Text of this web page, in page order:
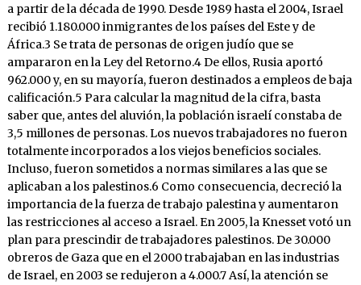
a partir de la década de 1990. Desde 1989 hasta el 2004, Israel
recibió 1.180.000 inmigrantes de los países del Este y de
África.3 Se trata de personas de origen judío que se
ampararon en la Ley del Retorno.4 De ellos, Rusia aportó
962.000 y, en su mayoría, fueron destinados a empleos de baja
calificación.5 Para calcular la magnitud de la cifra, basta
saber que, antes del aluvión, la población israelí constaba de
3,5 millones de personas. Los nuevos trabajadores no fueron
totalmente incorporados a los viejos beneficios sociales.
Incluso, fueron sometidos a normas similares a las que se
aplicaban a los palestinos.6 Como consecuencia, decreció la
importancia de la fuerza de trabajo palestina y aumentaron
las restricciones al acceso a Israel. En 2005, la Knesset votó un
plan para prescindir de trabajadores palestinos. De 30.000
obreros de Gaza que en el 2000 trabajaban en las industrias
de Israel, en 2003 se redujeron a 4.000.7 Así, la atención se